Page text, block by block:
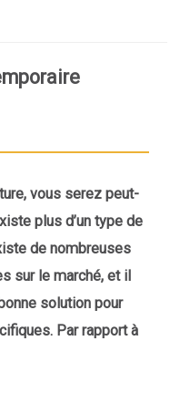
vous serez peut-
plus d’un type de
de nombreuses
sur le marché, et il
solution pour
Par rapport à